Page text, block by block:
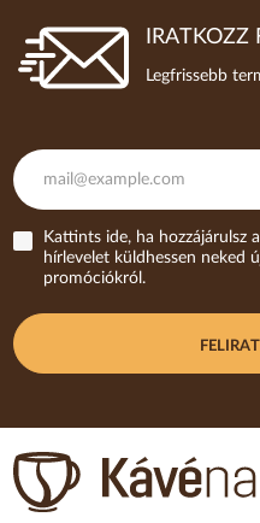
IRATKOZZ
Legfrissebb
Kattints ide, ha hozzájárulsz
hírlevelet küldhessen neked
promóciókról.